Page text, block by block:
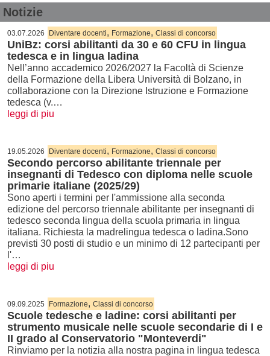
Notizie
03.07.2026 Diventare docenti, Formazione, Classi di concorso
UniBz: corsi abilitanti da 30 e 60 CFU in lingua
tedesca e in lingua ladina
Nell’anno accademico 2026/2027 la Facoltà di Scienze
della Formazione della Libera Università di Bolzano, in
collaborazione con la Direzione Istruzione e Formazione
tedesca (v.…
leggi di piu
19.05.2026 Diventare docenti, Formazione, Classi di concorso
Secondo percorso abilitante triennale per
insegnanti di Tedesco con diploma nelle scuole
primarie italiane (2025/29)
Sono aperti i termini per l'ammissione alla seconda
edizione del percorso triennale abilitante per insegnanti di
tedesco seconda lingua della scuola primaria in lingua
italiana. Richiesta la madrelingua tedesca o ladina.Sono
previsti 30 posti di studio e un minimo di 12 partecipanti per
l'…
leggi di piu
09.09.2025 Formazione, Classi di concorso
Scuole tedesche e ladine: corsi abilitanti per
strumento musicale nelle scuole secondarie di I e
II grado al Conservatorio "Monteverdi"
Rinviamo per la notizia alla nostra pagina in lingua tedesca